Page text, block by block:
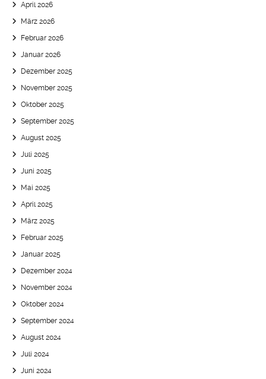
April 2026
März 2026
Februar 2026
Januar 2026
Dezember 2025
November 2025
Oktober 2025
September 2025
August 2025
Juli 2025
Juni 2025
Mai 2025
April 2025
März 2025
Februar 2025
Januar 2025
Dezember 2024
November 2024
Oktober 2024
September 2024
August 2024
Juli 2024
Juni 2024